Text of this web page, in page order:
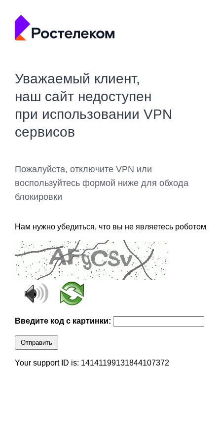
Уважаемый клиент,
наш сайт недоступен
при использовании VPN
сервисов
Пожалуйста, отключите VPN или
воспользуйтесь формой ниже для обхода
блокировки
Нам нужно убедиться, что вы не являетесь роботом
Введите код с картинки:
Отправить
Your support ID is: 14141199131844107372